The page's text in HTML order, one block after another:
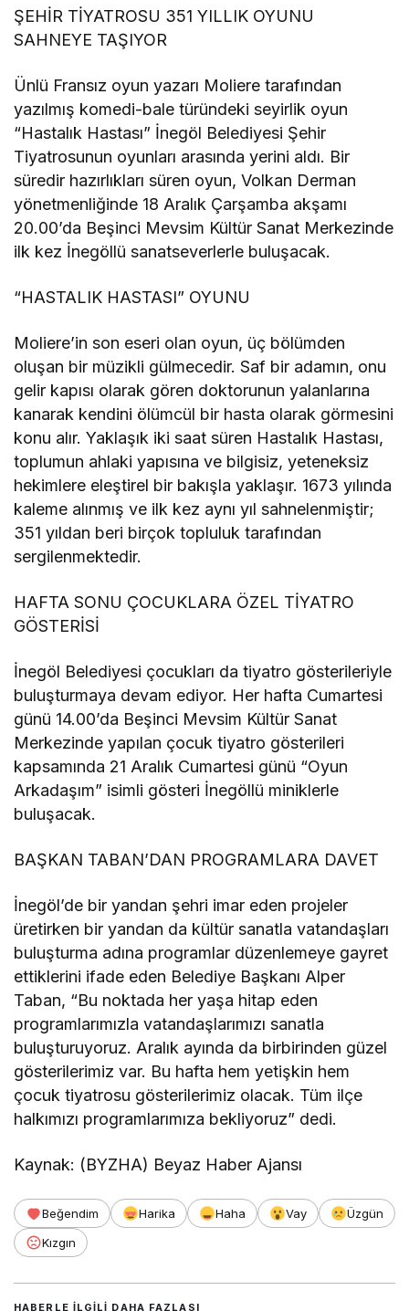
ŞEHİR TİYATROSU 351 YILLIK OYUNU
SAHNEYE TAŞIYOR
Ünlü Fransız oyun yazarı Moliere tarafından
yazılmış komedi-bale türündeki seyirlik oyun
“Hastalık Hastası” İnegöl Belediyesi Şehir
Tiyatrosunun oyunları arasında yerini aldı. Bir
süredir hazırlıkları süren oyun, Volkan Derman
yönetmenliğinde 18 Aralık Çarşamba akşamı
20.00’da Beşinci Mevsim Kültür Sanat Merkezinde
ilk kez İnegöllü sanatseverlerle buluşacak.
“HASTALIK HASTASI” OYUNU
Moliere’in son eseri olan oyun, üç bölümden
oluşan bir müzikli gülmecedir. Saf bir adamın, onu
gelir kapısı olarak gören doktorunun yalanlarına
kanarak kendini ölümcül bir hasta olarak görmesini
konu alır. Yaklaşık iki saat süren Hastalık Hastası,
toplumun ahlaki yapısına ve bilgisiz, yeteneksiz
hekimlere eleştirel bir bakışla yaklaşır. 1673 yılında
kaleme alınmış ve ilk kez aynı yıl sahnelenmiştir;
351 yıldan beri birçok topluluk tarafından
sergilenmektedir.
HAFTA SONU ÇOCUKLARA ÖZEL TİYATRO
GÖSTERİSİ
İnegöl Belediyesi çocukları da tiyatro gösterileriyle
buluşturmaya devam ediyor. Her hafta Cumartesi
günü 14.00’da Beşinci Mevsim Kültür Sanat
Merkezinde yapılan çocuk tiyatro gösterileri
kapsamında 21 Aralık Cumartesi günü “Oyun
Arkadaşım” isimli gösteri İnegöllü miniklerle
buluşacak.
BAŞKAN TABAN’DAN PROGRAMLARA DAVET
İnegöl’de bir yandan şehri imar eden projeler
üretirken bir yandan da kültür sanatla vatandaşları
buluşturma adına programlar düzenlemeye gayret
ettiklerini ifade eden Belediye Başkanı Alper
Taban, “Bu noktada her yaşa hitap eden
programlarımızla vatandaşlarımızı sanatla
buluşturuyoruz. Aralık ayında da birbirinden güzel
gösterilerimiz var. Bu hafta hem yetişkin hem
çocuk tiyatrosu gösterilerimiz olacak. Tüm ilçe
halkımızı programlarımıza bekliyoruz” dedi.
Kaynak: (BYZHA) Beyaz Haber Ajansı
Beğendim Harika Haha Vay
Üzgün
Kızgın
HABERLE ILGILI DAHA FAZLASI